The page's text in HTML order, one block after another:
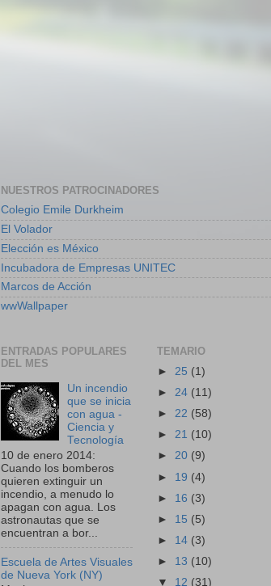
NUESTROS PATROCINADORES
Colegio Emile Durkheim
El Volador
Elección es México
Incubadora de Empresas UNITEC
Marcos de Acción
wwWallpaper
ENTRADAS POPULARES
DEL MES
Un incendio
que se inicia
con agua -
Ciencia y
Tecnología
10 de enero 2014:
Cuando los bomberos
quieren extinguir un
incendio, a menudo lo
apagan con agua. Los
astronautas que se
encuentran a bor...
Escuela de Artes Visuales
de Nueva York (NY)
TEMARIO
► 25 (1)
► 24 (11)
► 22 (58)
► 21 (10)
► 20 (9)
► 19 (4)
► 16 (3)
► 15 (5)
► 14 (3)
► 13 (10)
▼ 12 (31)